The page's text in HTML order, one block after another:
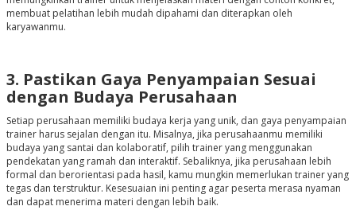
membuat pelatihan lebih mudah dipahami dan diterapkan oleh
karyawanmu.
3. Pastikan Gaya Penyampaian Sesuai
dengan Budaya Perusahaan
Setiap perusahaan memiliki budaya kerja yang unik, dan gaya penyampaian
trainer harus sejalan dengan itu. Misalnya, jika perusahaanmu memiliki
budaya yang santai dan kolaboratif, pilih trainer yang menggunakan
pendekatan yang ramah dan interaktif. Sebaliknya, jika perusahaan lebih
formal dan berorientasi pada hasil, kamu mungkin memerlukan trainer yang
tegas dan terstruktur. Kesesuaian ini penting agar peserta merasa nyaman
dan dapat menerima materi dengan lebih baik.